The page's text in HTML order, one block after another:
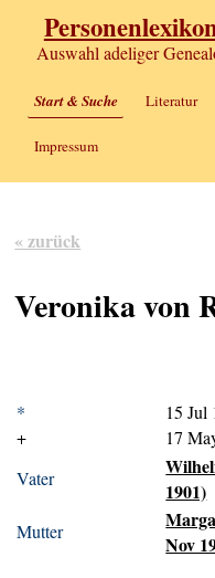
Auswahl adeliger
Start & Suche Literatur
Impressum
« zurück
Veronika von
*
15 Jul
+
17
Vater
1901)
Mutter
Nov